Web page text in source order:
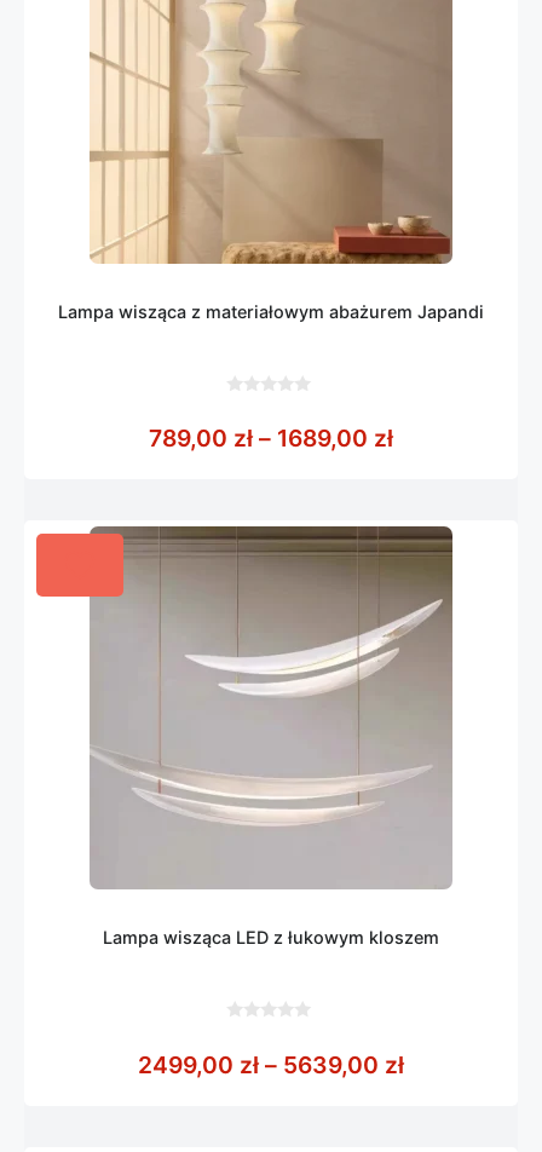
Lampa wisząca z materiałowym abażurem Japandi
5
789,00 zł – 1689,00 złZakres cen:
Lampa wisząca LED z łukowym kloszem
5
2499,00 zł – 5639,00 złZakres cen: